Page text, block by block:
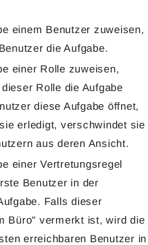
einem Benutzer zuweisen,
die Aufgabe.
einer Rolle zuweisen,
Rolle die Aufgabe
diese Aufgabe öffnet,
erledigt, verschwindet sie
aus deren Ansicht.
einer Vertretungsregel
Benutzer in der
Falls dieser
Büro" vermerkt ist, wird die
erreichbaren Benutzer in